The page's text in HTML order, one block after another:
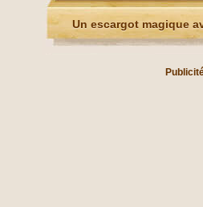
Un escargot magique